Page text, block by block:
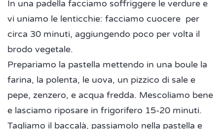
In una padella facciamo soffriggere le verdure e
vi uniamo le lenticchie: facciamo cuocere per
circa 30 minuti, aggiungendo poco per volta il
brodo vegetale.
Prepariamo la pastella mettendo in una boule la
farina, la polenta, le uova, un pizzico di sale e
pepe, zenzero, e acqua fredda. Mescoliamo bene
e lasciamo riposare in frigorifero 15-20 minuti.
Tagliamo il baccalà, passiamolo nella pastella e